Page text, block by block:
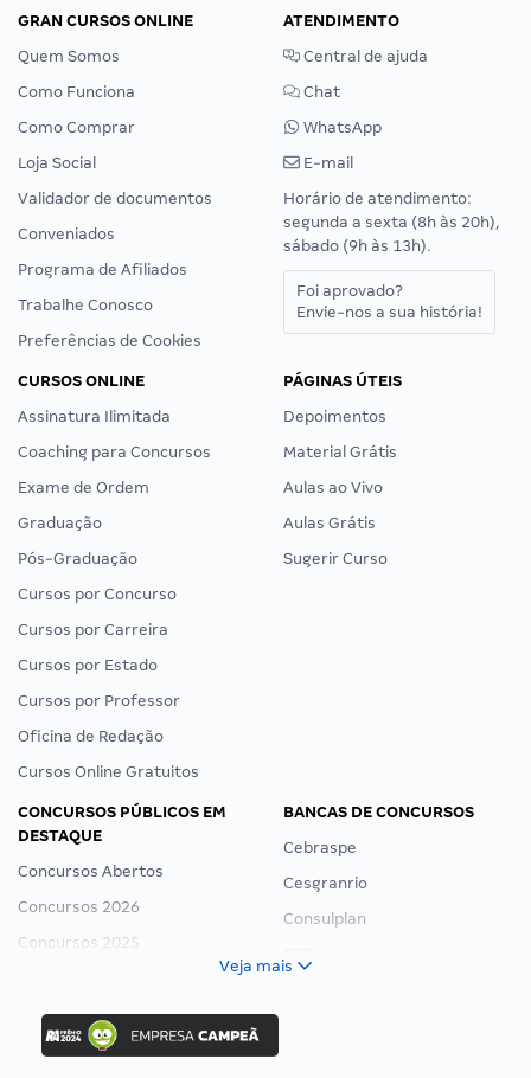
GRAN CURSOS ONLINE
Quem Somos
Como Funciona
Como Comprar
Loja Social
Validador de documentos
Conveniados
Programa de Afiliados
Trabalhe Conosco
Preferências de Cookies
ATENDIMENTO
Central de ajuda
Chat
WhatsApp
E-mail
Horário de atendimento:
segunda a sexta (8h às 20h),
sábado (9h às 13h).
Foi aprovado?
Envie-nos a sua história!
CURSOS ONLINE
Assinatura Ilimitada
Coaching para Concursos
Exame de Ordem
Graduação
Pós-Graduação
Cursos por Concurso
Cursos por Carreira
Cursos por Estado
Cursos por Professor
Oficina de Redação
Cursos Online Gratuitos
PÁGINAS ÚTEIS
Depoimentos
Material Grátis
Aulas ao Vivo
Aulas Grátis
Sugerir Curso
CONCURSOS PÚBLICOS EM
DESTAQUE
Concursos Abertos
Concursos 2026
Concursos 2025
Concurso Ibama
Concurso MPU
BANCAS DE CONCURSOS
Cebraspe
Cesgranrio
Consulplan
Veja mais